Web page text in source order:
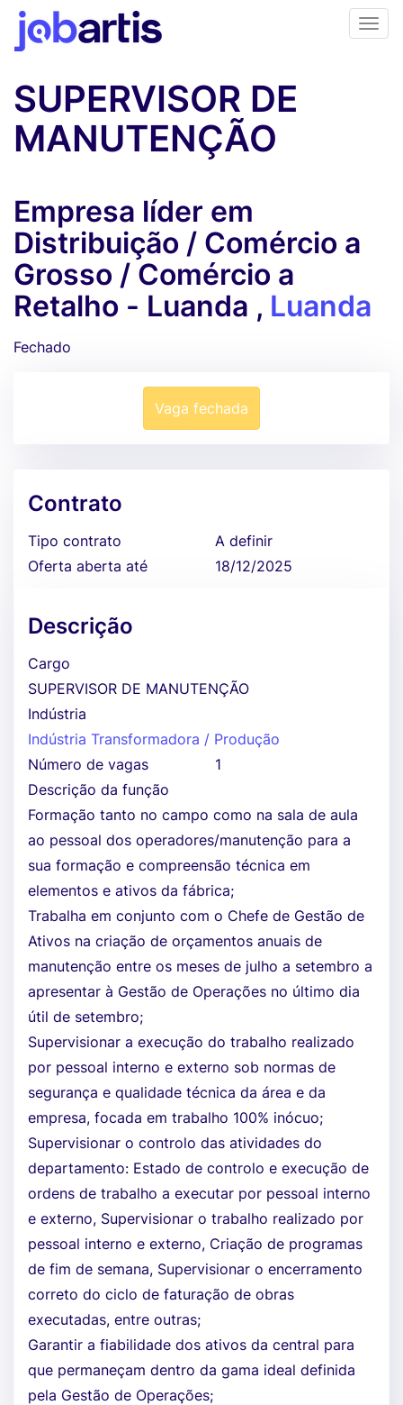
SUPERVISOR DE
MANUTENÇÃO
Empresa líder em
Distribuição / Comércio a
Grosso / Comércio a
Retalho - Luanda , Luanda
Fechado
Vaga fechada
Contrato
Tipo contrato
A definir
Oferta aberta até
18/12/2025
Descrição
Cargo
SUPERVISOR DE MANUTENÇÃO
Indústria
Indústria Transformadora / Produção
Número de vagas
1
Descrição da função
Formação tanto no campo como na sala de aula
ao pessoal dos operadores/manutenção para a
sua formação e compreensão técnica em
elementos e ativos da fábrica;
Trabalha em conjunto com o Chefe de Gestão de
Ativos na criação de orçamentos anuais de
manutenção entre os meses de julho a setembro a
apresentar à Gestão de Operações no último dia
útil de setembro;
Supervisionar a execução do trabalho realizado
por pessoal interno e externo sob normas de
segurança e qualidade técnica da área e da
empresa, focada em trabalho 100% inócuo;
Supervisionar o controlo das atividades do
departamento: Estado de controlo e execução de
ordens de trabalho a executar por pessoal interno
e externo, Supervisionar o trabalho realizado por
pessoal interno e externo, Criação de programas
de fim de semana, Supervisionar o encerramento
correto do ciclo de faturação de obras
executadas, entre outras;
Garantir a fiabilidade dos ativos da central para
que permaneçam dentro da gama ideal definida
pela Gestão de Operações;